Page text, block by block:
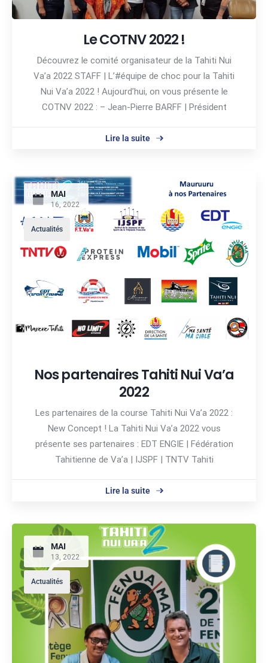
Le COTNV 2022 !
Découvrez le comité organisateur de la Tahiti Nui
Va’a 2022 STAFF | L’#équipe de choc pour la Tahiti
Nui Va’a 2022 ! Aujourd’hui, on vous présente le
COTNV 2022 : – Jean-Pierre BARFF | Président
Lire la suite
MAI
16, 2022
Actualités
Nos partenaires Tahiti Nui Va’a
2022
Les partenaires de la course Tahiti Nui Va’a 2022 :
New Concept ! La Tahiti Nui Va’a 2022 vous
présente ses partenaires : EDT ENGIE | Fédération
Tahitienne de Va’a | IJSPF | TNTV Tahiti
Lire la suite
MAI
13, 2022
Actualités